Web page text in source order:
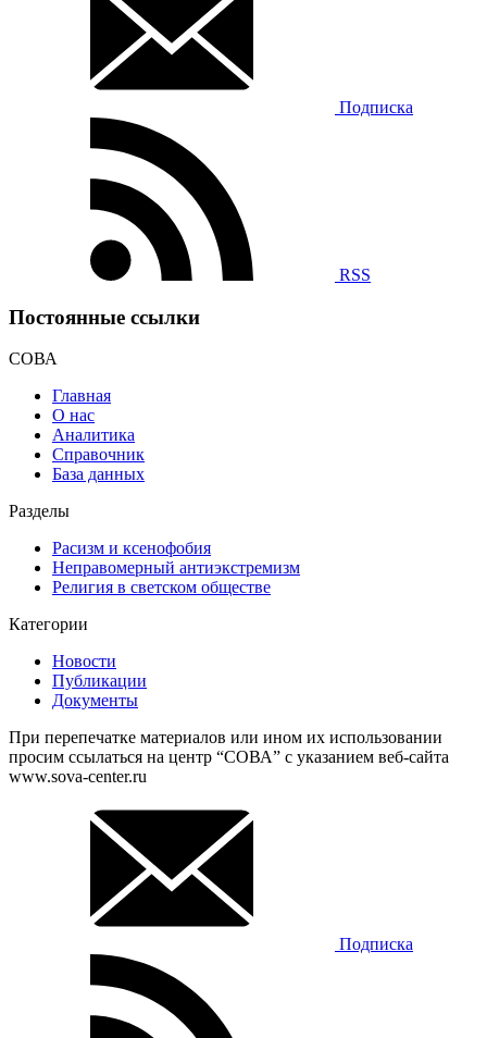
Подписка
RSS
Постоянные ссылки
СОВА
Главная
О нас
Аналитика
Справочник
База данных
Разделы
Расизм и ксенофобия
Неправомерный антиэкстремизм
Религия в светском обществе
Категории
Новости
Публикации
Документы
При перепечатке материалов или ином их использовании
просим ссылаться на центр “СОВА” с указанием веб-сайта
www.sova-center.ru
Подписка